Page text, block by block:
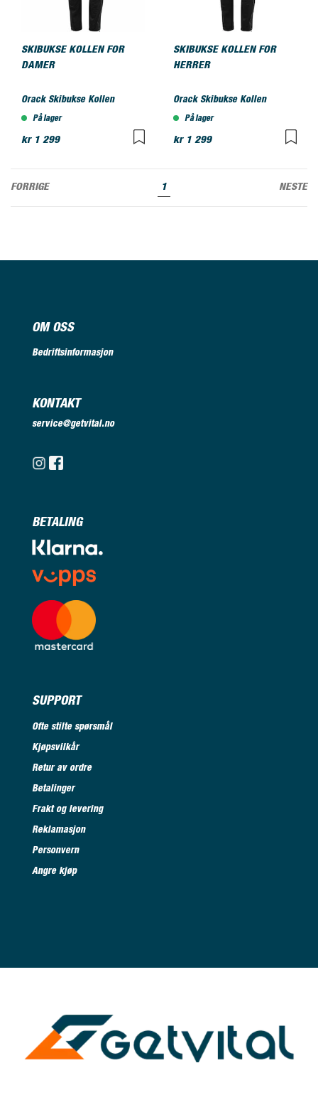
SKIBUKSE KOLLEN FOR
DAMER
Orack Skibukse Kollen
På lager
kr 1 299
SKIBUKSE KOLLEN FOR
HERRER
Orack Skibukse Kollen
På lager
kr 1 299
FORRIGE 1 NESTE
OM OSS
Bedriftsinformasjon
KONTAKT
service@getvital.no
BETALING
SUPPORT
Ofte stilte spørsmål
Kjøpsvilkår
Retur av ordre
Betalinger
Frakt og levering
Reklamasjon
Personvern
Angre kjøp